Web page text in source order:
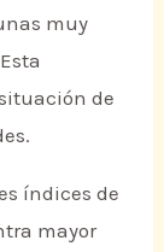
muy
de
índices de
mayor